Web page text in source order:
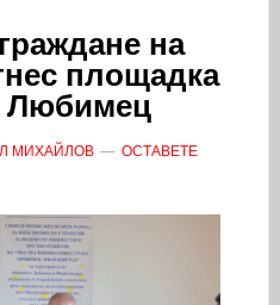
на
площадка
Любимец
МИХАЙЛОВ
ОСТАВЕТЕ